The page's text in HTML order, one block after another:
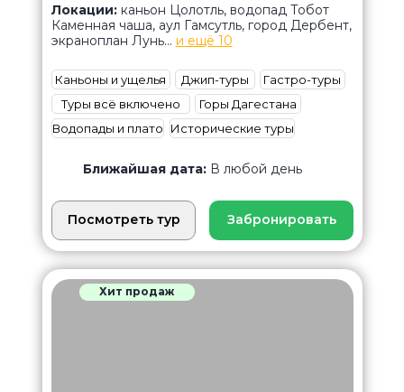
Ближайшая дата: В любой день
Локации: каньон Цолотль, водопад Тобот
Каменная чаша, аул Гамсутль, город Дербент,
экраноплан Лунь... и ещё 10
Туры всё включено
Каньоны и ущелья
Водопады и плато
Гастро-туры
Горы Дагестана
Джип-туры
Исторические туры
Посмотреть тур Забронировать
Хит продаж